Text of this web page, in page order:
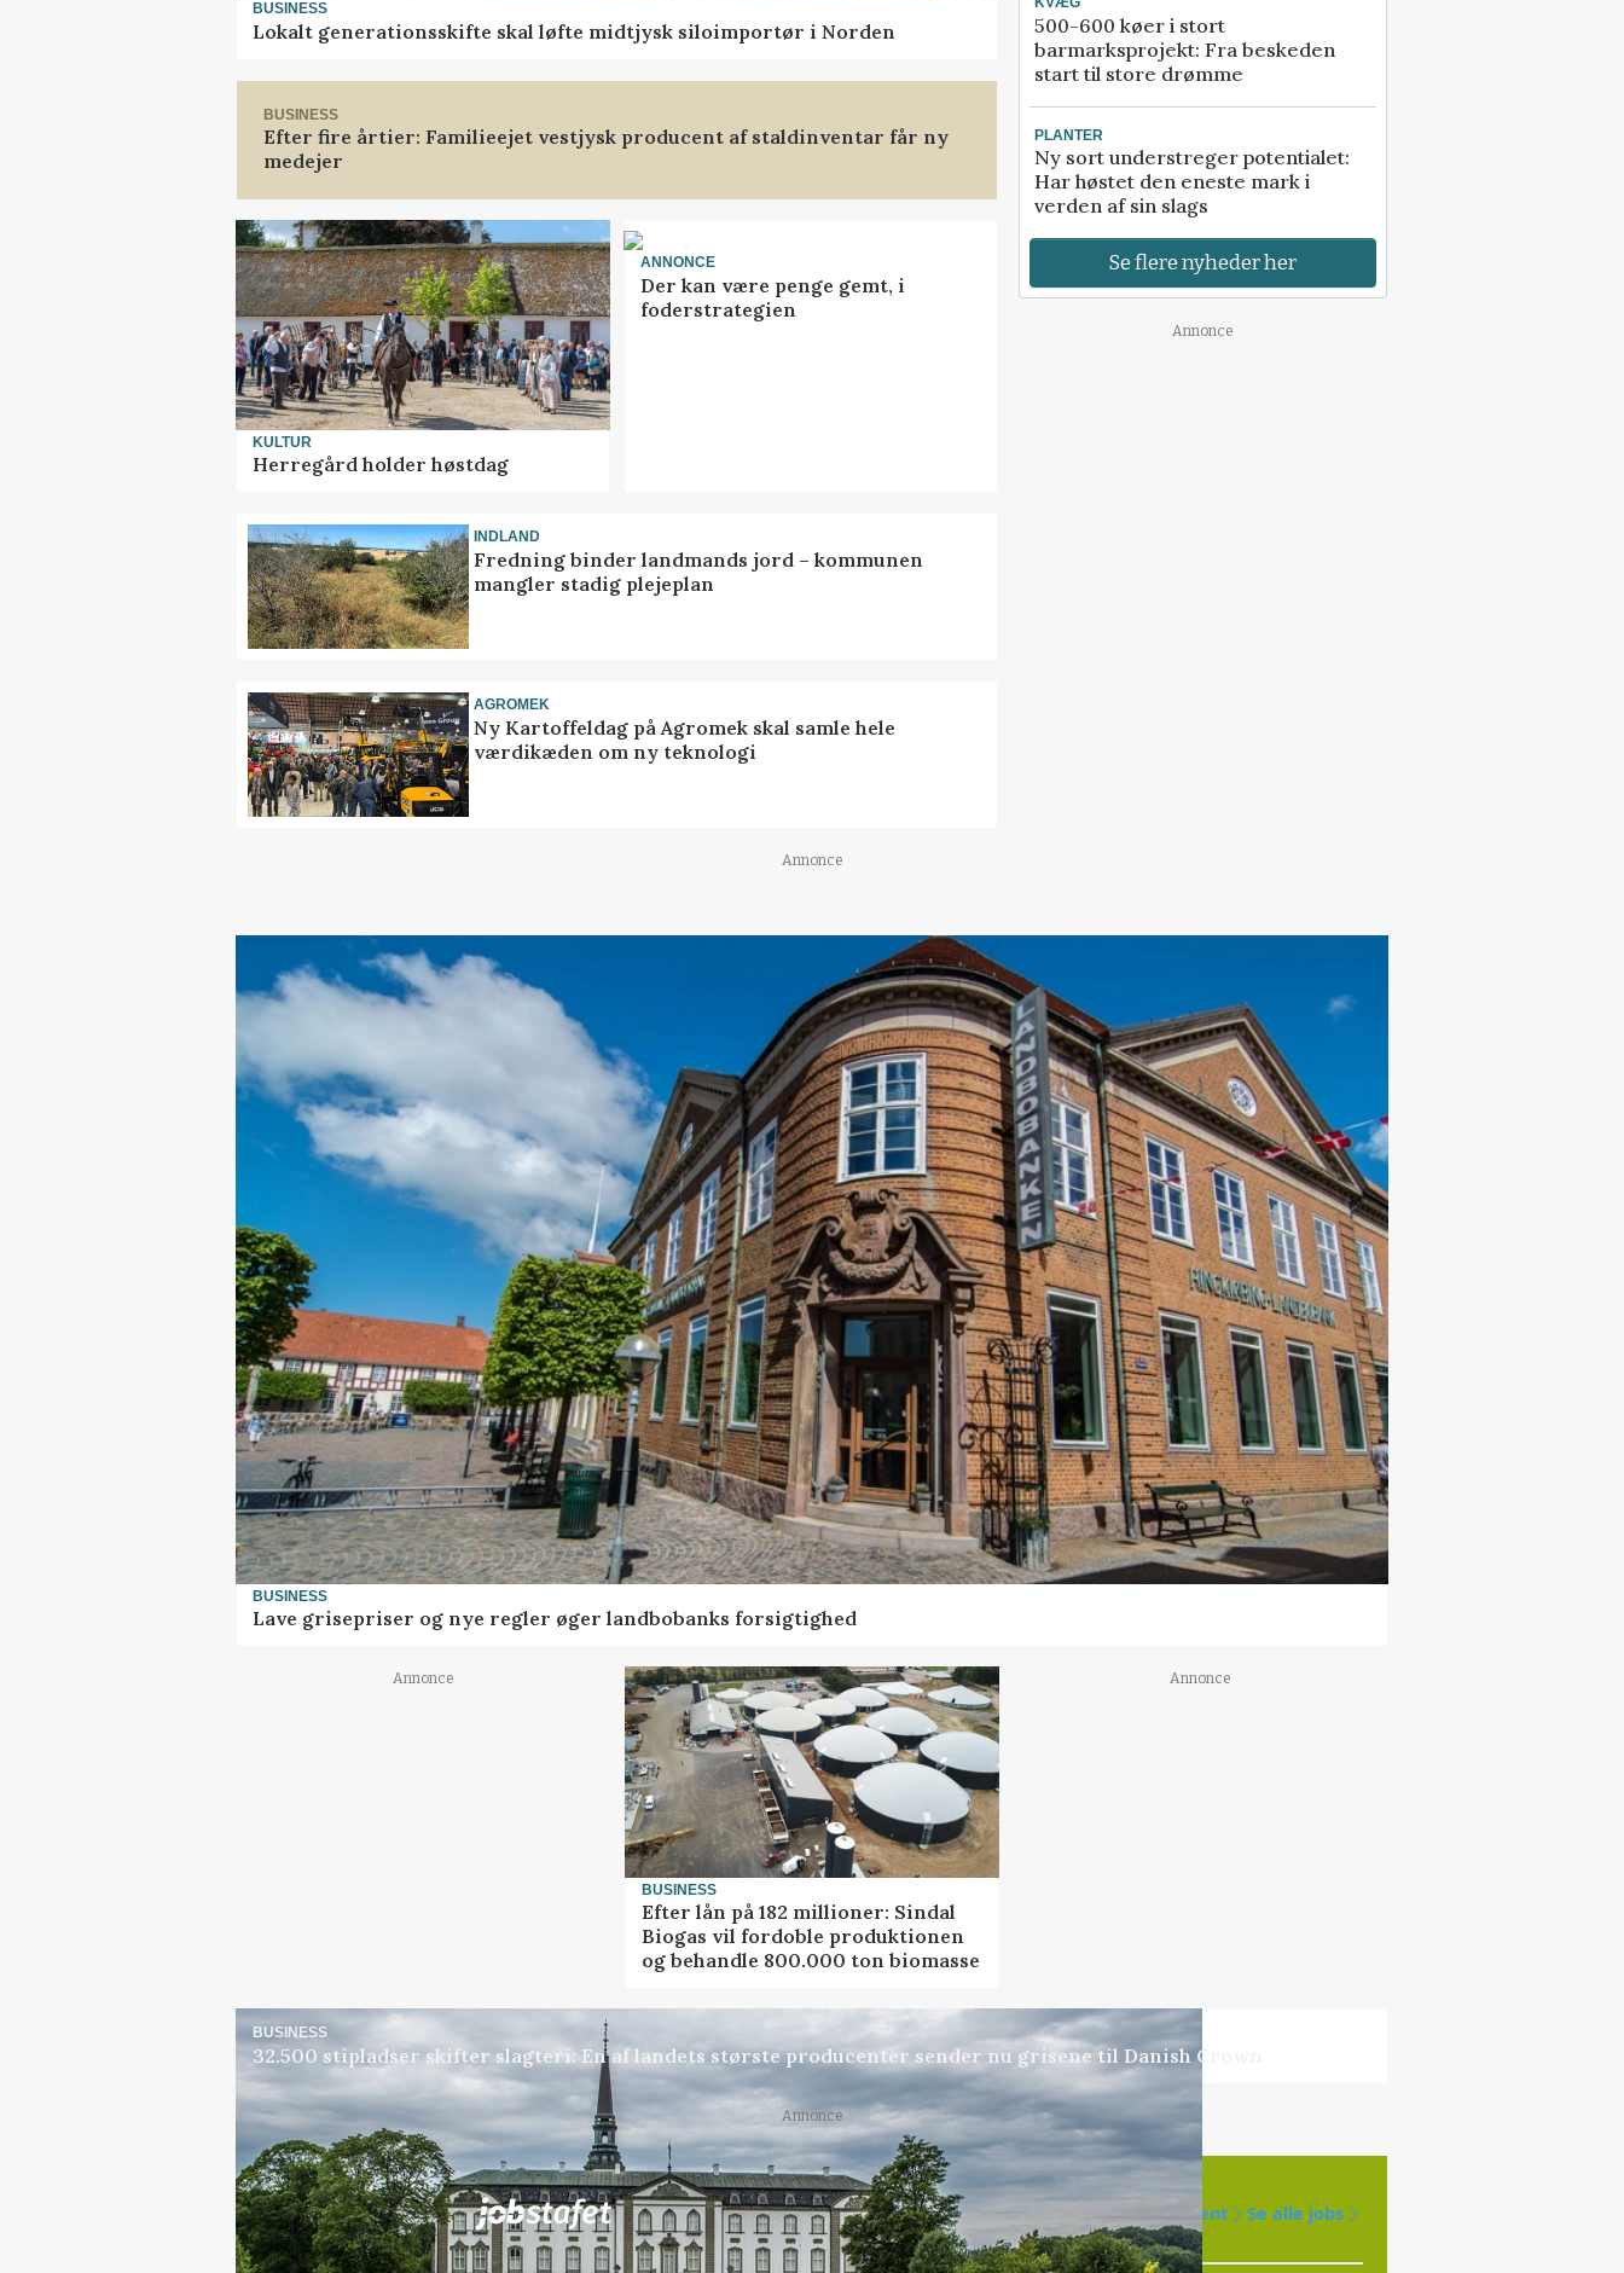
BUSINESS
Lokalt generationsskifte skal løfte midtjysk siloimportør i Norden
BUSINESS
Efter fire årtier: Familieejet vestjysk producent af staldinventar får ny
medejer
KULTUR
Herregård holder høstdag
ANNONCE
Der kan være penge gemt, i
foderstrategien
INDLAND
Fredning binder landmands jord – kommunen
mangler stadig plejeplan
AGROMEK
Ny Kartoffeldag på Agromek skal samle hele
værdikæden om ny teknologi
500-600 køer i stort
barmarksprojekt: Fra beskeden
start til store drømme
PLANTER
Ny sort understreger potentialet:
Har høstet den eneste mark i
verden af sin slags
Se flere nyheder her
Annonce
Annonce
BUSINESS
Lave grisepriser og nye regler øger landbobanks forsigtighed
Annonce
BUSINESS
Efter lån på 182 millioner: Sindal
Biogas vil fordoble produktionen
og behandle 800.000 ton biomasse
Annonce
BUSINESS
32.500 stipladser skifter slagteri: En af landets største producenter sender nu grisene til Danish Crown
Annonce
Jobsi samarbejde med 81ledige stillinger Opret agent Se alle jobs